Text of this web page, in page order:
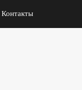
Контакты